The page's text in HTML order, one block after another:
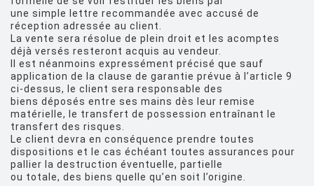
une simple lettre recommandée avec accusé de
réception adressée au client.
La vente sera résolue de plein droit et les acomptes
déjà versés resteront acquis au vendeur.
Il est néanmoins expressément précisé que sauf
application de la clause de garantie prévue à l’article 9
ci-dessus, le client sera responsable des
biens déposés entre ses mains dès leur remise
matérielle, le transfert de possession entraînant le
transfert des risques.
Le client devra en conséquence prendre toutes
dispositions et le cas échéant toutes assurances pour
pallier la destruction éventuelle, partielle
ou totale, des biens quelle qu’en soit l’origine.